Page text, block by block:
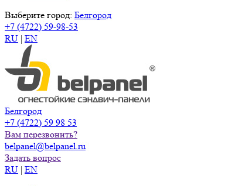
Выберите город: Белгород
+7 (4722) 59-98-53
RU | EN
Белгород
+7 (4722) 59 98 53
Вам перезвонить?
belpanel@belpanel.ru
Задать вопрос
RU | EN